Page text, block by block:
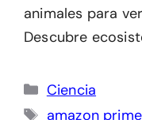
animales para
Descubre
Categorías
Ciencia
Etiquetas
amazon